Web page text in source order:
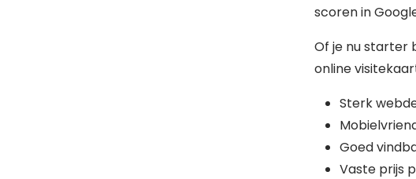
scoren in
Of je nu starter
online
Sterk
Goed
Vaste prijs